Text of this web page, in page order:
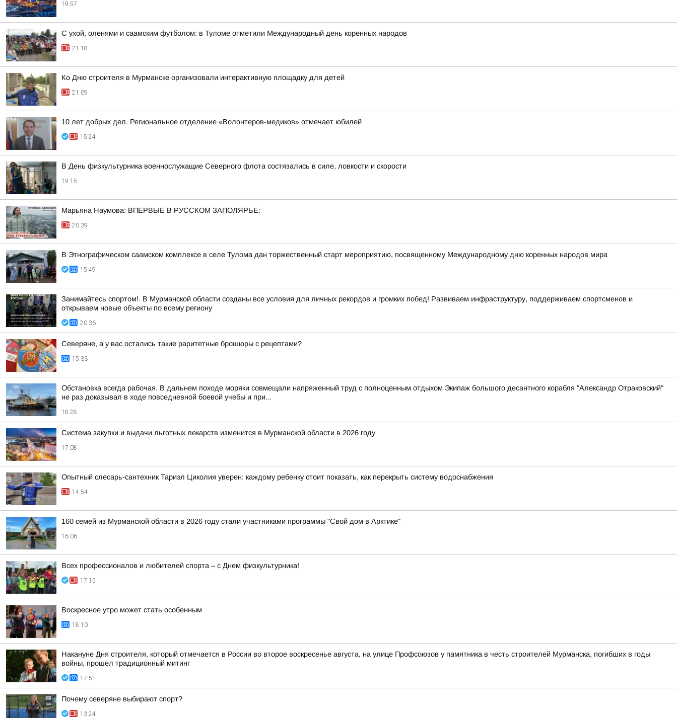
19:57
С ухой, оленями и саамским футболом: в Туломе отметили Международный день коренных народов
21:18
Ко Дню строителя в Мурманске организовали интерактивную площадку для детей
21:09
10 лет добрых дел. Региональное отделение «Волонтеров-медиков» отмечает юбилей
15:24
В День физкультурника военнослужащие Северного флота состязались в силе, ловкости и скорости
19:15
Марьяна Наумова: ВПЕРВЫЕ В РУССКОМ ЗАПОЛЯРЬЕ:
20:39
В Этнографическом саамском комплексе в селе Тулома дан торжественный старт мероприятию, посвященному Международному дню коренных народов мира
15:49
Занимайтесь спортом!. В Мурманской области созданы все условия для личных рекордов и громких побед! Развиваем инфраструктуру, поддерживаем спортсменов и
открываем новые объекты по всему региону
20:36
Северяне, а у вас остались такие раритетные брошюры с рецептами?
15:33
Обстановка всегда рабочая. В дальнем походе моряки совмещали напряженный труд с полноценным отдыхом Экипаж большого десантного корабля "Александр Отраковский"
не раз доказывал в ходе повседневной боевой учебы и при...
18:28
Система закупки и выдачи льготных лекарств изменится в Мурманской области в 2026 году
17:08
Опытный слесарь-сантехник Тариэл Циколия уверен: каждому ребенку стоит показать, как перекрыть систему водоснабжения
14:54
160 семей из Мурманской области в 2026 году стали участниками программы "Свой дом в Арктике"
16:06
Всех профессионалов и любителей спорта – с Днем физкультурника!
17:15
Воскресное утро может стать особенным
18:10
Накануне Дня строителя, который отмечается в России во второе воскресенье августа, на улице Профсоюзов у памятника в честь строителей Мурманска, погибших в годы
войны, прошел традиционный митинг
17:51
Почему северяне выбирают спорт?
13:24